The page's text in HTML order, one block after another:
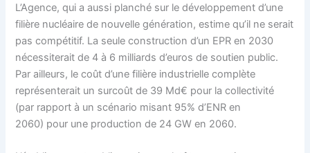
L’Agence, qui a aussi planché sur le développement d’une
filière nucléaire de nouvelle génération, estime qu’il ne serait
pas compétitif. La seule construction d’un EPR en 2030
nécessiterait de 4 à 6 milliards d’euros de soutien public.
Par ailleurs, le coût d’une filière industrielle complète
représenterait un surcoût de 39 Md€ pour la collectivité
(par rapport à un scénario misant 95% d’ENR en
2060) pour une production de 24 GW en 2060.